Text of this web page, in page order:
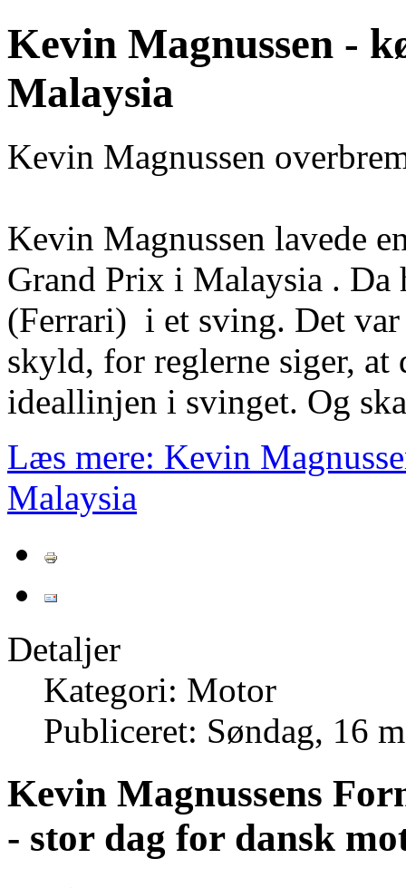
Kevin Magnussen -
Malaysia
Kevin Magnussen
Kevin Magnussen lavede
Grand Prix i Malaysia .
(Ferrari) i et sving. Det
skyld, for reglerne siger,
ideallinjen i svinget. Og
Læs mere: Kevin
Malaysia
Detaljer
Kategori: Motor
Publiceret: Søndag, 16
Kevin Magnussens
- stor dag for dansk